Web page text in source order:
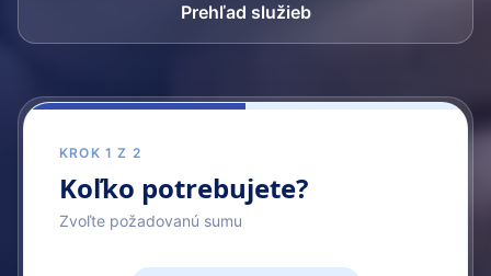
Prehľad služieb
KROK 1 Z 2
Koľko potrebujete?
Zvoľte požadovanú sumu